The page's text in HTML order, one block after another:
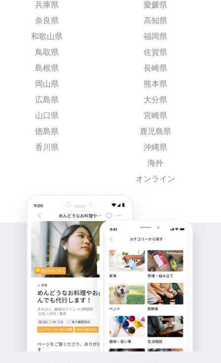
兵庫県
奈良県
和歌山県
鳥取県
島根県
岡山県
広島県
山口県
徳島県
香川県
愛媛県
高知県
福岡県
佐賀県
長崎県
熊本県
大分県
宮崎県
鹿児島県
沖縄県
海外
オンライン